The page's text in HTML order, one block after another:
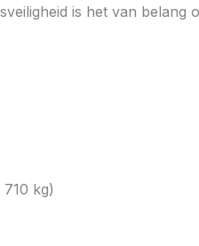
is het van
kg)